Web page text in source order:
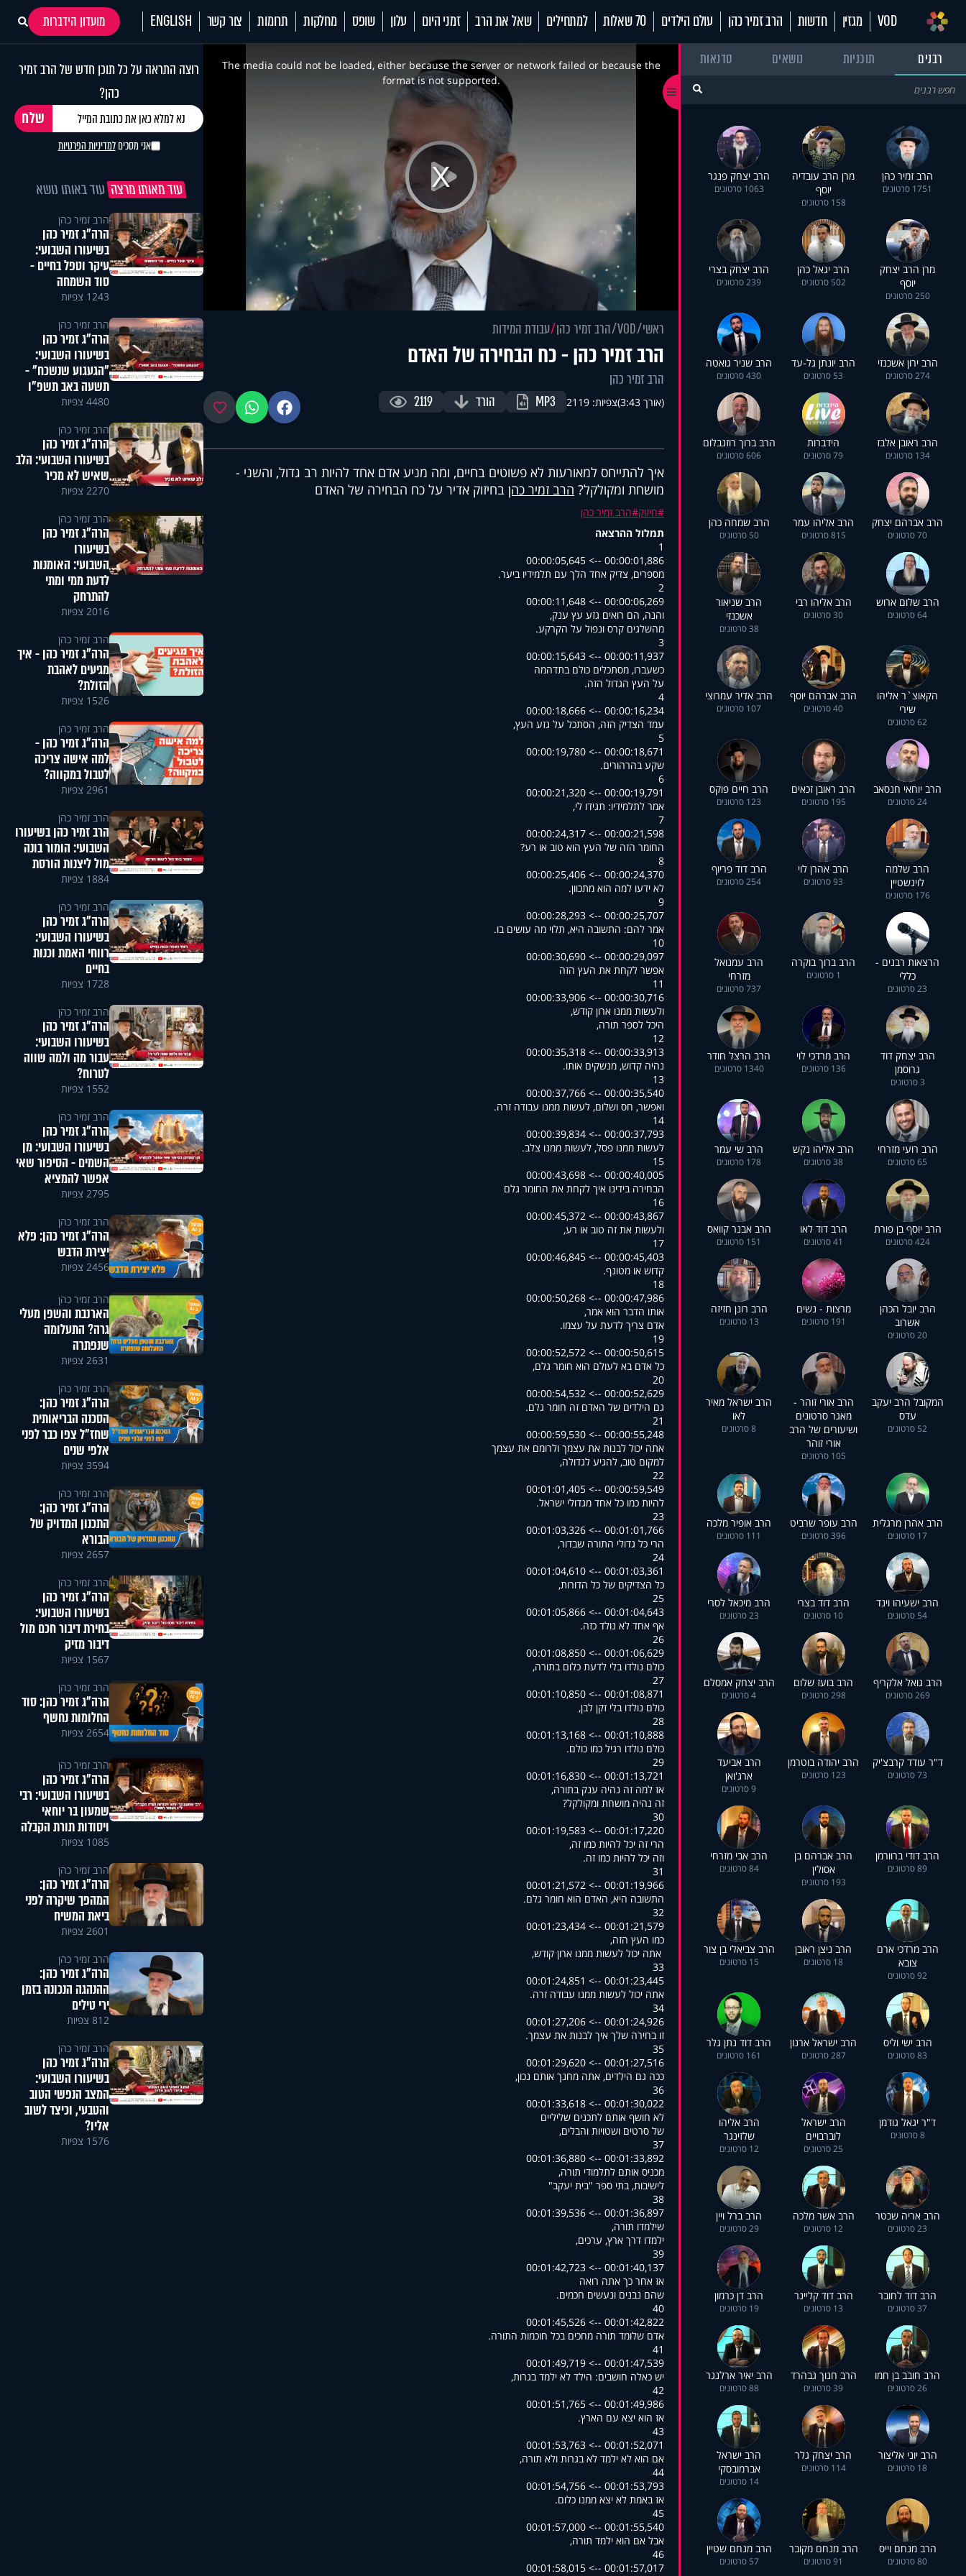
VOD מגזין חדשות הרב זמיר כהן עולם הילדים 70 שאלות למתחילים שאל את הרב זמני היום עלון שופס מחלקות תרומות צור קשר ENGLISH
מועדון הידברות
רבנים
תוכניות נושאים סדנאות
הרב זמיר כהן
1751 סרטונים
מרן הרב עובדיה
יוסף
158 סרטונים
הרב יצחק פנגר
1063 סרטונים
מרן הרב יצחק
יוסף
250 סרטונים
הרב יגאל כהן
502 סרטונים
הרב יצחק בצרי
239 סרטונים
הרב ירון אשכנזי
274 סרטונים
הרב יונתן גל-עד
53 סרטונים
הרב שניר גואטה
430 סרטונים
הרב ראובן אלבז
134 סרטונים
הידברות
79 סרטונים
הרב ברוך רוזנבלום
606 סרטונים
הרב אברהם יצחק
70 סרטונים
הרב אליהו עמר
815 סרטונים
הרב שמחה כהן
50 סרטונים
הרב שלום ארוש
64 סרטונים
הרב אליהו רבי
30 סרטונים
הרב שניאור
אשכנזי
38 סרטונים
הקאוצ`ר אליהו
שירי
62 סרטונים
הרב אברהם יוסף
40 סרטונים
הרב אדיר עמרוצי
107 סרטונים
הרב יוחאי חנסאב
24 סרטונים
הרב ראובן זכאים
195 סרטונים
הרב חיים פוקס
123 סרטונים
הרב שלמה
לוינשטיין
176 סרטונים
הרב אהרן לוי
93 סרטונים
הרב דוד פריוף
254 סרטונים
הרצאות רבנים -
כללי
23 סרטונים
הרב ברוך בוקרה
1 סרטונים
הרב עמנואל
מזרחי
737 סרטונים
הרב יצחק דוד
גרוסמן
3 סרטונים
הרב מרדכי לוי
136 סרטונים
הרב הרצל חודר
1340 סרטונים
הרב רועי מזרחי
65 סרטונים
הרב אליהו נקש
38 סרטונים
הרב שי עמר
178 סרטונים
הרב יוסף בן פורת
424 סרטונים
הרב דוד לאו
41 סרטונים
הרב אבנר קוואס
151 סרטונים
הרב יובל הכהן
אשרוב
20 סרטונים
מרצות - נשים
191 סרטונים
הרב רונן חזיזה
13 סרטונים
המקובל הרב יעקב
עדס
52 סרטונים
הרב אורי זוהר -
מאגר סרטונים
ושיעורים של הרב
אורי זוהר
105 סרטונים
הרב ישראל מאיר
לאו
8 סרטונים
הרב אהרן מרגלית
17 סרטונים
הרב עופר שרביט
396 סרטונים
הרב אופיר מלכה
111 סרטונים
הרב ישעיהו וינד
54 סרטונים
הרב דוד בצרי
10 סרטונים
הרב מיכאל לסרי
23 סרטונים
הרב גואל אלקריף
269 סרטונים
הרב בועז שלום
298 סרטונים
הרב יצחק אמסלם
4 סרטונים
ד''ר עודד קרבצ'יק
73 סרטונים
הרב יהודה בוטרמן
123 סרטונים
הרב אביעד
ארג'ואן
9 סרטונים
הרב דודי ברוורמן
89 סרטונים
הרב אברהם בן
אסולין
193 סרטונים
הרב אבי מזרחי
84 סרטונים
הרב מרדכי ארם
צובא
92 סרטונים
הרב ניצן ראובן
18 סרטונים
הרב צביאלי בן צור
15 סרטונים
הרב ישי וליס
83 סרטונים
הרב ישראל ארנון
287 סרטונים
הרב דוד נתן גלר
161 סרטונים
ד"ר יגאל גודמן
8 סרטונים
הרב ישראל
לוברבויים
25 סרטונים
הרב אליהו
שלזינגר
12 סרטונים
הרב אריה שכטר
23 סרטונים
הרב אשר מלכה
12 סרטונים
הרב ברל ויין
29 סרטונים
הרב דוד לחובר
37 סרטונים
הרב דוד קליינר
13 סרטונים
הרב דן כרמון
19 סרטונים
הרב חובב בן חמו
26 סרטונים
הרב חנוך גבהרד
39 סרטונים
הרב יאיר ארלנגר
88 סרטונים
הרב יוני אליצור
18 סרטונים
הרב יצחק גלר
114 סרטונים
הרב ישראל
אברמובסקי
14 סרטונים
הרב מנחם וייס
80 סרטונים
הרב מנחם מקובר
91 סרטונים
הרב מנחם שטיין
57 סרטונים
Play
Video
This
modalThe media could not be loaded, either because the server or network failed or because the
format is not supported.
ראשי VOD הרב זמיר כהן עבודת המידות
הרב זמיר כהן - כח הבחירה של האדם
הרב זמיר כהן
(אורך 3:43) צפיות: 2119 MP3 הורד 2119 פייסבוקווטסאפ מועדפים
איך להתייחס למאורעות לא פשוטים בחיים, ומה מניע אדם אחד להיות רב גדול, והשני -
מושחת ומקולקל? הרב זמיר כהן בחיזוק אדיר על כח הבחירה של האדם
חיזוק הרב זמיר כהן
תמלול ההרצאה
1
00:00:01,886 --> 00:00:05,645
מספרים, צדיק אחד הלך עם תלמידיו ביער.
2
00:00:06,269 --> 00:00:11,648
והנה, הם רואים גזע עץ ענק,
מהשלגים קרס ונפול על הקרקע.
3
00:00:11,937 --> 00:00:15,643
כשעברו, מסתכלים כולם בתדהמה
על העץ הגדול הזה.
4
00:00:16,234 --> 00:00:18,666
עמד הצדיק הזה, הסתכל על גזע העץ,
5
00:00:18,671 --> 00:00:19,780
שקע בהרהורים.
6
00:00:19,791 --> 00:00:21,320
אמר לתלמידיו: תגידו לי,
7
00:00:21,598 --> 00:00:24,317
החומר הזה של העץ הוא טוב או רע?
8
00:00:24,370 --> 00:00:25,406
לא ידעו למה הוא מתכוון.
9
00:00:25,707 --> 00:00:28,293
אמר להם: התשובה היא, תלוי מה עושים בו.
10
00:00:29,097 --> 00:00:30,690
אפשר לקחת את העץ הזה
11
00:00:30,716 --> 00:00:33,906
ולעשות ממנו ארון קודש,
היכל לספר תורה,
12
00:00:33,913 --> 00:00:35,318
נהיה קדוש, מנשקים אותו.
13
00:00:35,540 --> 00:00:37,766
ואפשר, חס ושלום, לעשות ממנו עבודה זרה.
14
00:00:37,793 --> 00:00:39,834
לעשות ממנו פסל, לעשות ממנו צלב.
15
00:00:40,005 --> 00:00:43,698
הבחירה בידינו איך לקחת את החומר גלם
16
00:00:43,867 --> 00:00:45,372
ולעשות את זה טוב או רע,
17
00:00:45,403 --> 00:00:46,845
קדוש או מטונף.
18
00:00:47,986 --> 00:00:50,268
אותו הדבר הוא אמר,
אדם צריך לדעת על עצמו.
19
00:00:50,615 --> 00:00:52,572
כל אדם בא לעולם הוא חומר גלם,
20
00:00:52,629 --> 00:00:54,532
גם הילדים של האדם זה חומר גלם.
21
00:00:55,248 --> 00:00:59,530
אתה יכול לבנות את עצמך ולרומם את עצמך
למקום טוב, להגיע לגדולה,
22
00:00:59,549 --> 00:01:01,405
להיות כמו כל אחד מגדולי ישראל.
23
00:01:01,766 --> 00:01:03,326
הרי כל גדולי התורה שבדור,
24
00:01:03,361 --> 00:01:04,610
כל הצדיקים של כל הדורות,
25
00:01:04,643 --> 00:01:05,866
אף אחד לא נולד כזה.
26
00:01:06,629 --> 00:01:08,850
כולם נולדו בלי לדעת כלום בתורה,
27
00:01:08,871 --> 00:01:10,850
כולם נולדו בלי זקן לבן,
28
00:01:10,888 --> 00:01:13,168
כולם נולדו רגיל כמו כולם.
29
00:01:13,721 --> 00:01:16,830
אז למה זה נהיה ענק בתורה,
זה נהיה מושחת ומקולקל?
30
00:01:17,220 --> 00:01:19,583
הרי זה יכל להיות כמו זה,
וזה יכל להיות כמו זה.
31
00:01:19,966 --> 00:01:21,572
התשובה היא, האדם הוא חומר גלם.
32
00:01:21,579 --> 00:01:23,434
כמו העץ הזה,
אתה יכול לעשות ממנו ארון קודש,
33
00:01:23,445 --> 00:01:24,851
אתה יכול לעשות ממנו עבודה זרה.
34
00:01:24,926 --> 00:01:27,206
זו בחירה שלך איך לבנות את עצמך.
35
00:01:27,516 --> 00:01:29,620
ככה גם הילדים, אתה מחנך אותם נכון,
36
00:01:30,022 --> 00:01:33,618
לא חושף אותם לתכנים שליליים
של סרטים ושטויות והבלים,
37
00:01:33,892 --> 00:01:36,880
מכניס אותם לתלמודי תורה,
לישיבות, בתי ספר "בית יעקב"
38
00:01:36,897 --> 00:01:39,536
שילמדו תורה,
ילמדו דרך ארץ, ערכים,
39
00:01:40,137 --> 00:01:42,723
אז אחר כך אתה רואה
שהם נבנים ונעשים חכמים.
40
00:01:42,822 --> 00:01:45,526
אדם שלומד תורה מחכים בכל חוכמות התורה.
41
00:01:47,539 --> 00:01:49,719
יש כאלה חושבים: הילד לא ילמד בגרות,
42
00:01:49,986 --> 00:01:51,765
אז הוא יצא עם הארץ.
43
00:01:52,071 --> 00:01:53,763
אם הוא לא ילמד לא בגרות ולא תורה,
44
00:01:53,793 --> 00:01:54,756
אז באמת לא יצא ממנו כלום.
45
00:01:55,540 --> 00:01:57,000
אבל אם הוא ילמד תורה,
46
00:01:57,017 --> 00:01:58,015
רוצה התראה על כל תוכן חדש של הרב זמיר
כהן?
אני מסכיםלמדיניות הפרטיות
עוד מאותו מרצה עוד באותו נושא
הרב זמיר כהן
הרה"ג זמיר כהן
בשיעורו השבועי:
עיקר וטפל בחיים -
סוד השמחה
1243 צפיות
הרב זמיר כהן
הרה"ג זמיר כהן
בשיעורו השבועי:
"הגעגוע שנשכח" -
תשעה באב תשפ"ו
4480 צפיות
הרב זמיר כהן
הרה"ג זמיר כהן
בשיעורו השבועי: הלב
שאיש לא מכיר
2270 צפיות
הרב זמיר כהן
הרה"ג זמיר כהן
בשיעורו
השבועי: האומנות
לדעת ממי ומתי
להתרחק
2016 צפיות
הרב זמיר כהן
הרה"ג זמיר כהן - איך
מגיעים לאהבת
הזולת?
1526 צפיות
הרב זמיר כהן
הרה"ג זמיר כהן -
למה אישה צריכה
לטבול במקווה?
2961 צפיות
הרב זמיר כהן
הרב זמיר כהן בשיעורו
השבועי: הומור בונה
מול ליצנות הורסת
1884 צפיות
הרב זמיר כהן
הרה"ג זמיר כהן
בשיעורו השבועי:
רווחי האמת וכנות
בחיים
1728 צפיות
הרב זמיר כהן
הרה"ג זמיר כהן
בשיעורו השבועי:
עבור מה ולמה שווה
לטרוח?
1552 צפיות
הרב זמיר כהן
הרה"ג זמיר כהן
בשיעורו השבועי: מן
השמים - הסיפור שאי
אפשר להמציא
2795 צפיות
הרב זמיר כהן
הרה"ג זמיר כהן: פלא
יצירת הדבש
2456 צפיות
הרב זמיר כהן
הארנבת והשפן מעלי
גרה? התעלומה
שנפתרה
2631 צפיות
הרב זמיר כהן
הרה"ג זמיר כהן:
הסכנה הבריאותית
שחז"ל צפו כבר לפני
אלפי שנים
3594 צפיות
הרב זמיר כהן
הרה"ג זמיר כהן:
התכנון המדויק של
הבורא
2657 צפיות
הרב זמיר כהן
הרה"ג זמיר כהן
בשיעורו השבועי:
בחירת דיבור חכם מול
דיבור מזיק
1567 צפיות
הרב זמיר כהן
הרה"ג זמיר כהן: סוד
החלומות נחשף
2654 צפיות
הרב זמיר כהן
הרה"ג זמיר כהן
בשיעורו השבועי: רבי
שמעון בר יוחאי
ויסודות תורת הקבלה
1085 צפיות
הרב זמיר כהן
הרה"ג זמיר כהן:
המהפך שיקרה לפני
ביאת המשיח
2601 צפיות
הרב זמיר כהן
הרה"ג זמיר כהן:
ההנהגה הנכונה בזמן
ירי טילים
812 צפיות
הרב זמיר כהן
הרה"ג זמיר כהן
בשיעורו השבועי:
המצב הנפשי הטוב
והטבעי, וכיצד לשוב
אליו?
1576 צפיות